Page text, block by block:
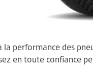
la performance des
en toute confiance